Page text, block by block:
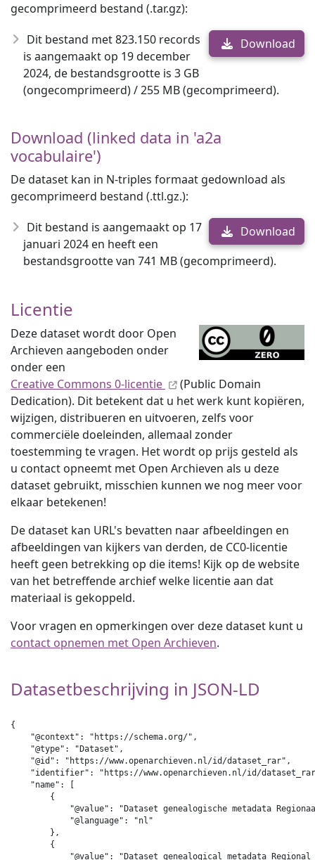
gecomprimeerd bestand (.tar.gz):
Download
Dit bestand met 823.150 records
is aangemaakt op 19 december
2024, de bestandsgrootte is 3 GB
(ongecomprimeerd) / 255 MB (gecomprimeerd).
Download (linked data in 'a2a
vocabulaire')
De dataset kan in N-triples formaat gedownload als
gecomprimeerd bestand (.ttl.gz.):
Download
Dit bestand is aangemaakt op 17
januari 2024 en heeft een
bestandsgrootte van 741 MB (gecomprimeerd).
Licentie
Deze dataset wordt door Open
Archieven aangeboden onder
onder een
Creative Commons 0-licentie
(Public Domain
Dedication). Dit betekent dat u het werk kunt kopiëren,
wijzigen, distribueren en uitvoeren, zelfs voor
commerciële doeleinden, allemaal zonder
toestemming te vragen. Het wordt op prijs gesteld als
u contact opneemt met Open Archieven als u deze
dataset gebruikt, misschien kunnen we nog meer voor
elkaar betekenen!
De dataset kan URL's bevatten naar afbeeldingen en
afbeeldingen van kijkers van derden, de CC0-licentie
heeft geen betrekking op die items! Kijk op de website
van het betreffende archief welke licentie aan dat
materiaal is gekoppeld.
Voor vragen en opmerkingen over deze dataset kunt u
contact opnemen met Open Archieven.
Datasetbeschrijving in JSON-LD
{
    "@context": "https://schema.org/",
    "@type": "Dataset",
    "@id": "https://www.openarchieven.nl/id/dataset_rar",
"identifier": "https://www.openarchieven.nl/id/
    "name": [
        {
"@value": "Dataset genealogische metadata
            "@language": "nl"
        },
        {
"@value": "Dataset genealogical metadata